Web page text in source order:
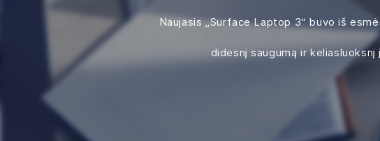
Naujasis „Surface Laptop 3“ buvo iš
didesnį saugumą ir